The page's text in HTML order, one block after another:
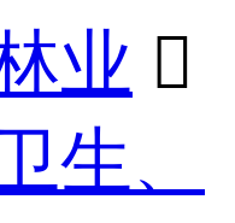
业 
生、